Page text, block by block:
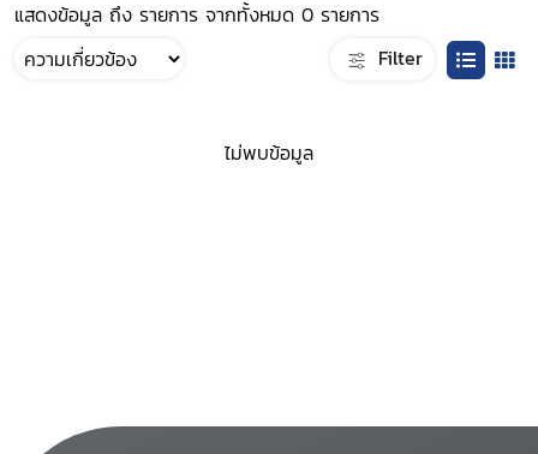
แสดงข้อมูล ถึง รายการ จากทั้งหมด 0 รายการ
Filter
ไม่พบข้อมูล